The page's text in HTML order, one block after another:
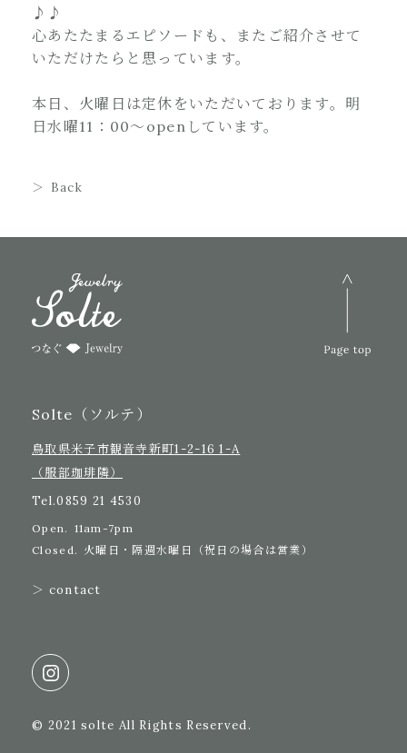
♪♪
心あたたまるエピソードも、またご紹介させて
いただけたらと思っています。
本日、火曜日は定休をいただいております。明
日水曜11：00～openしています。
Back
Solte（ソルテ）
鳥取県米子市観音寺新町1-2-16 1-A
（服部珈琲隣）
Tel.0859 21 4530
Open. 11am-7pm
Closed. 火曜日・隔週水曜日（祝日の場合は営業）
＞ contact
© 2021 solte All Rights Reserved.